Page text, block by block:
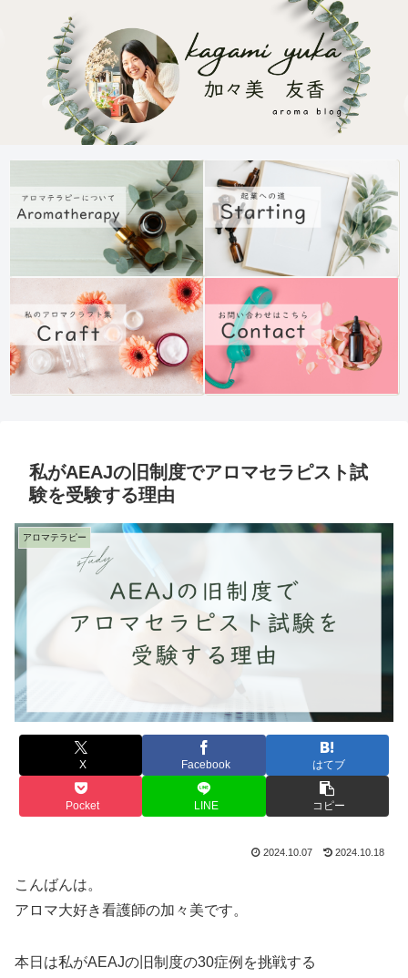
私がAEAJの旧制度でアロマセラピスト試
験を受験する理由
アロマテラピー
X Facebook はてブ
Pocket LINE コピー
2024.10.07 2024.10.18
こんばんは。
アロマ大好き看護師の加々美です。
本日は私がAEAJの旧制度の30症例を挑戦する